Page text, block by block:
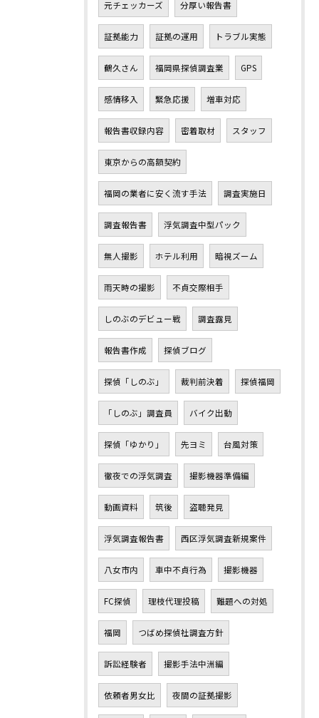
元チェッカーズ 分厚い報告書
証拠能力 証拠の運用 トラブル実態
鶴久さん 福岡県探偵調査業 GPS
感情移入 緊急応援 増車対応
報告書収録内容 密着取材 スタッフ
東京からの高額契約
福岡の業者に安く流す手法 調査実施日
調査報告書 浮気調査中型パック
無人撮影 ホテル利用 暗視ズーム
雨天時の撮影 不貞交際相手
しのぶのデビュー戦 調査露見
報告書作成 探偵ブログ
探偵「しのぶ」 裁判前決着 探偵福岡
「しのぶ」調査員 バイク出動
探偵「ゆかり」 先ヨミ 台風対策
徹夜での浮気調査 撮影機器準備編
動画資料 筑後 盗聴発見
浮気調査報告書 西区浮気調査新規案件
八女市内 車中不貞行為 撮影機器
FC探偵 理枝代理投稿 難題への対処
福岡 つばめ探偵社調査方針
訴訟経験者 撮影手法中洲編
依頼者男女比 夜間の証拠撮影